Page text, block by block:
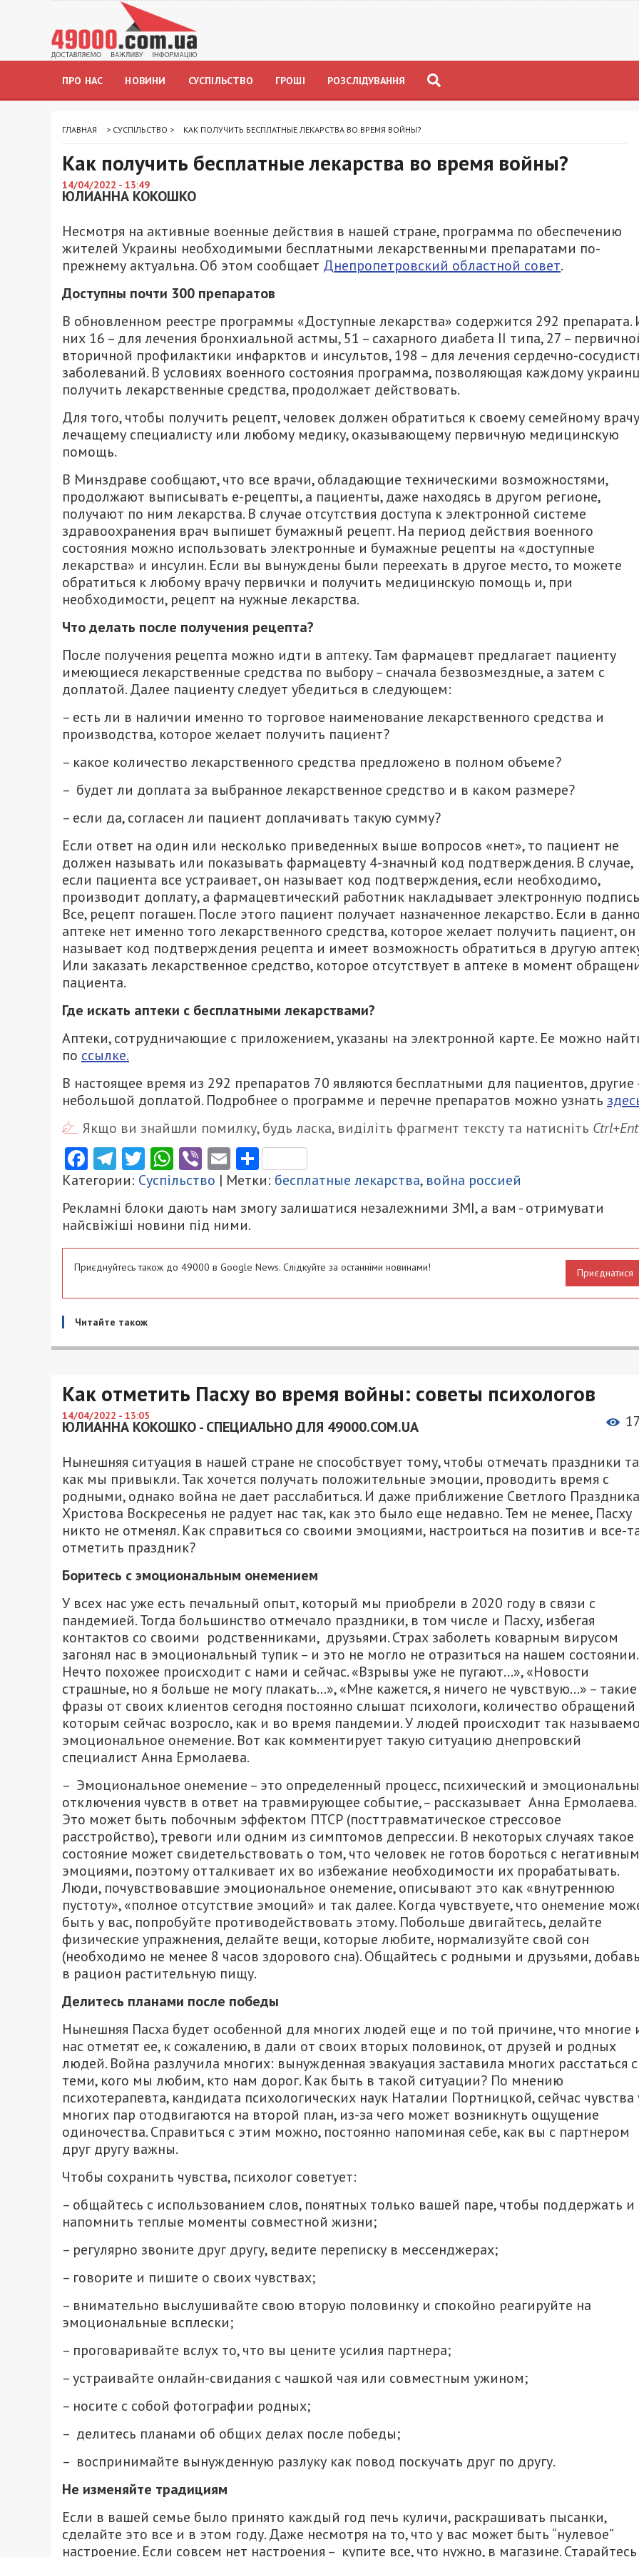
ПРО НАС НОВИНИ СУСПІЛЬСТВО ГРОШІ РОЗСЛІДУВАННЯ
ГЛАВНАЯ > СУСПІЛЬСТВО > КАК ПОЛУЧИТЬ БЕСПЛАТНЫЕ ЛЕКАРСТВА ВО ВРЕМЯ ВОЙНЫ?
Как получить бесплатные лекарства во время войны?
14/04/2022 - 13:49
ЮЛИАННА КОКОШКО
Несмотря на активные военные действия в нашей стране, программа по обеспечению
жителей Украины необходимыми бесплатными лекарственными препаратами по-
прежнему актуальна. Об этом сообщает Днепропетровский областной совет.
Доступны почти 300 препаратов
В обновленном реестре программы «Доступные лекарства» содержится 292 препарата.
них 16 – для лечения бронхиальной астмы, 51 – сахарного диабета II типа, 27 –
вторичной профилактики инфарктов и инсультов, 198 – для лечения сердечно-
заболеваний. В условиях военного состояния программа, позволяющая каждому
получить лекарственные средства, продолжает действовать.
Для того, чтобы получить рецепт, человек должен обратиться к своему семейному
лечащему специалисту или любому медику, оказывающему первичную медицинскую
помощь.
В Минздраве сообщают, что все врачи, обладающие техническими возможностями,
продолжают выписывать е-рецепты, а пациенты, даже находясь в другом регионе,
получают по ним лекарства. В случае отсутствия доступа к электронной системе
здравоохранения врач выпишет бумажный рецепт. На период действия военного
состояния можно использовать электронные и бумажные рецепты на «доступные
лекарства» и инсулин. Если вы вынуждены были переехать в другое место, то можете
обратиться к любому врачу первички и получить медицинскую помощь и, при
необходимости, рецепт на нужные лекарства.
Что делать после получения рецепта?
После получения рецепта можно идти в аптеку. Там фармацевт предлагает пациенту
имеющиеся лекарственные средства по выбору – сначала безвозмездные, а затем с
доплатой. Далее пациенту следует убедиться в следующем:
– есть ли в наличии именно то торговое наименование лекарственного средства и
производства, которое желает получить пациент?
– какое количество лекарственного средства предложено в полном объеме?
– будет ли доплата за выбранное лекарственное средство и в каком размере?
– если да, согласен ли пациент доплачивать такую ​​сумму?
Если ответ на один или несколько приведенных выше вопросов «нет», то пациент не
должен называть или показывать фармацевту 4-значный код подтверждения. В случае,
если пациента все устраивает, он называет код подтверждения, если необходимо,
производит доплату, а фармацевтический работник накладывает электронную
Все, рецепт погашен. После этого пациент получает назначенное лекарство. Если в
аптеке нет именно того лекарственного средства, которое желает получить пациент, он
называет код подтверждения рецепта и имеет возможность обратиться в другую
Или заказать лекарственное средство, которое отсутствует в аптеке в момент
пациента.
Где искать аптеки с бесплатными лекарствами?
Аптеки, сотрудничающие с приложением, указаны на электронной карте. Ее можно
по ссылке.
В настоящее время из 292 препаратов 70 являются бесплатными для пациентов, другие
небольшой доплатой. Подробнее о программе и перечне препаратов можно узнать
Якщо ви знайшли помилку, будь ласка, виділіть фрагмент тексту та натисніть
Facebook
Telegram
Twitter
WhatsApp
ViberEmailПоділитися
Категории: Суспільство | Метки: бесплатные лекарства, война россией
Рекламні блоки дають нам змогу залишатися незалежними ЗМІ, а вам - отримувати
найсвіжіші новини під ними.
Приєднуйтесь також до 49000 в Google News. Слідкуйте за останніми новинами! Приєднатися
Читайте також
Как отметить Пасху во время войны: советы психологов
14/04/2022 - 13:05
ЮЛИАННА КОКОШКО - СПЕЦИАЛЬНО ДЛЯ 49000.COM.UA
Нынешняя ситуация в нашей стране не способствует тому, чтобы отмечать праздники
как мы привыкли. Так хочется получать положительные эмоции, проводить время с
родными, однако война не дает расслабиться. И даже приближение Светлого Праздника
Христова Воскресенья не радует нас так, как это было еще недавно. Тем не менее, Пасху
никто не отменял. Как справиться со своими эмоциями, настроиться на позитив и все-
отметить праздник?
Боритесь с эмоциональным онемением
У всех нас уже есть печальный опыт, который мы приобрели в 2020 году в связи с
пандемией. Тогда большинство отмечало праздники, в том числе и Пасху, избегая
контактов со своими родственниками, друзьями. Страх заболеть коварным вирусом
загонял нас в эмоциональный тупик – и это не могло не отразиться на нашем состоянии.
Нечто похожее происходит с нами и сейчас. «Взрывы уже не пугают…», «Новости
страшные, но я больше не могу плакать…», «Мне кажется, я ничего не чувствую…» – такие
фразы от своих клиентов сегодня постоянно слышат психологи, количество обращений
которым сейчас возросло, как и во время пандемии. У людей происходит так
эмоциональное онемение. Вот как комментирует такую ситуацию днепровский
специалист Анна Ермолаева.
– Эмоциональное онемение – это определенный процесс, психический и
отключения чувств в ответ на травмирующее событие, – рассказывает Анна
Это может быть побочным эффектом ПТСР (посттравматическое стрессовое
расстройство), тревоги или одним из симптомов депрессии. В некоторых случаях такое
состояние может свидетельствовать о том, что человек не готов бороться с
эмоциями, поэтому отталкивает их во избежание необходимости их прорабатывать.
Люди, почувствовавшие эмоциональное онемение, описывают это как «внутреннюю
пустоту», «полное отсутствие эмоций» и так далее. Когда чувствуете, что онемение
быть у вас, попробуйте противодействовать этому. Побольше двигайтесь, делайте
физические упражнения, делайте вещи, которые любите, нормализуйте свой сон
(необходимо не менее 8 часов здорового сна). Общайтесь с родными и друзьями,
в рацион растительную пищу.
Делитесь планами после победы
Нынешняя Пасха будет особенной для многих людей еще и по той причине, что многие
нас отметят ее, к сожалению, в дали от своих вторых половинок, от друзей и родных
людей. Война разлучила многих: вынужденная эвакуация заставила многих расстаться с
теми, кого мы любим, кто нам дорог. Как быть в такой ситуации? По мнению
психотерапевта, кандидата психологических наук Наталии Портницкой, сейчас чувства
многих пар отодвигаются на второй план, из-за чего может возникнуть ощущение
одиночества. Справиться с этим можно, постоянно напоминая себе, как вы с партнером
друг другу важны.
Чтобы сохранить чувства, психолог советует:
– общайтесь с использованием слов, понятных только вашей паре, чтобы поддержать и
напомнить теплые моменты совместной жизни;
– регулярно звоните друг другу, ведите переписку в мессенджерах;
– говорите и пишите о своих чувствах;
– внимательно выслушивайте свою вторую половинку и спокойно реагируйте на
эмоциональные всплески;
– проговаривайте вслух то, что вы цените усилия партнера;
– устраивайте онлайн-свидания с чашкой чая или совместным ужином;
– носите с собой фотографии родных;
– делитесь планами об общих делах после победы;
– воспринимайте вынужденную разлуку как повод поскучать друг по другу.
Не изменяйте традициям
Если в вашей семье было принято каждый год печь куличи, раскрашивать пысанки,
сделайте это все и в этом году. Даже несмотря на то, что у вас может быть “нулевое”
настроение. Если совсем нет настроения – купите все, что нужно, в магазине. Старайтесь